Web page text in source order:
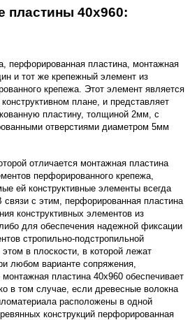
пластины 40х960:
перфорированная пластина, монтажная
и тот же крепежный элемент из
крепежа. Этот элемент является
плане, и представляет
пластину, толщиной 2мм, с
отверстиями диаметром 5мм
отличается монтажная пластина
перфорированного крепежа,
ей конструктивные элементы всегда
с этим, перфорированная пластина
конструктивных элементов из
для обеспечения надежной фиксации
стропильно-подстропильной
в плоскости, в которой лежат
любом варианте сопряжения,
пластина 40х960 обеспечивает
в том случае, если древесные волокна
расположены в одной
конструкций перфорированная